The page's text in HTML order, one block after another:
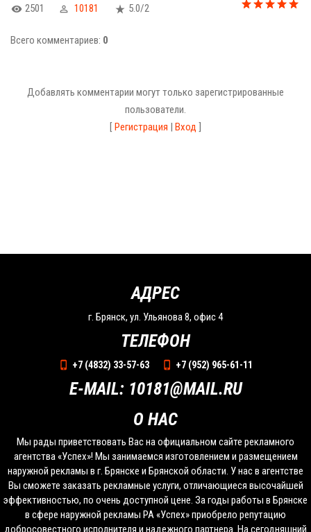
2501 10181 5.0/2
Всего комментариев: 0
Добавлять комментарии могут только зарегистрированные
пользователи.
[Регистрация | Вход ]
О НАС
Мы рады приветствовать Вас на официальном сайте рекламного
агентства «Успех»! Мы занимаемся изготовлением и размещением
наружной рекламы в г. Брянске и Брянской области. У нас в агентстве
Вы сможете заказать рекламные услуги, отличающиеся высочайшей
эффективностью, по очень доступной цене. За годы работы в Брянске
в сфере наружной рекламы РА «Успех» приобрело репутацию
добросовестного исполнителя и надежного партнера. На сегодняшний
АДРЕС
г. Брянск, ул. Ульянова 8, офис 4
ТЕЛЕФОН
+7 (4832) 33-57-63 +7 (952) 965-61-11
E-MAIL: 10181@MAIL.RU